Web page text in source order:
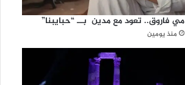
مي فاروق.. تعود مع مدين بــ “حبايبنا”
منذ يومين